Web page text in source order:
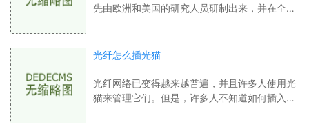
先由欧洲和美国的研究人员研制出来，并在全球
光纤怎么插光猫
光纤网络已变得越来越普遍，并且许多人使用光
猫来管理它们。但是，许多人不知道如何插入光